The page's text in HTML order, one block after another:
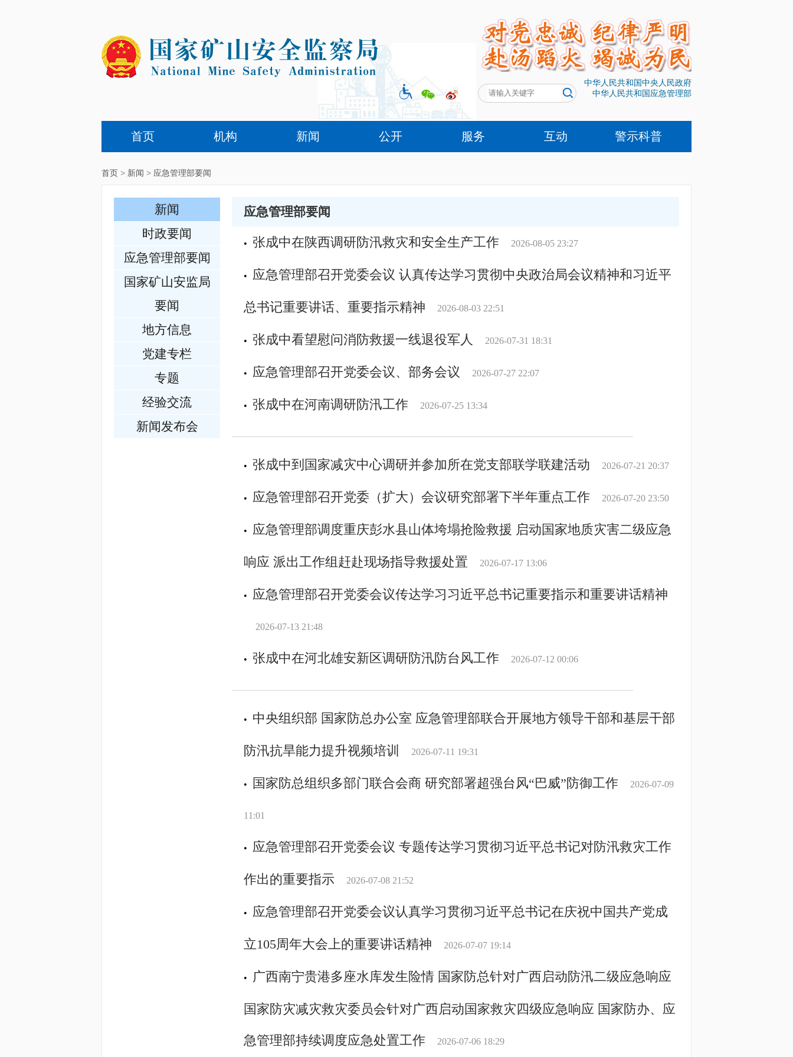
中华人民共和国中央人民政府
中华人民共和国应急管理部
首页 机构 新闻 公开 服务 互动 警示科普
首页 > 新闻 > 应急管理部要闻
新闻
时政要闻
应急管理部要闻
国家矿山安监局
要闻
地方信息
党建专栏
专题
经验交流
新闻发布会
应急管理部要闻
• 张成中在陕西调研防汛救灾和安全生产工作 2026-08-05 23:27
• 应急管理部召开党委会议 认真传达学习贯彻中央政治局会议精神和习近平
总书记重要讲话、重要指示精神 2026-08-03 22:51
• 张成中看望慰问消防救援一线退役军人 2026-07-31 18:31
• 应急管理部召开党委会议、部务会议 2026-07-27 22:07
• 张成中在河南调研防汛工作 2026-07-25 13:34
• 张成中到国家减灾中心调研并参加所在党支部联学联建活动 2026-07-21 20:37
• 应急管理部召开党委（扩大）会议研究部署下半年重点工作 2026-07-20 23:50
• 应急管理部调度重庆彭水县山体垮塌抢险救援 启动国家地质灾害二级应急
响应 派出工作组赶赴现场指导救援处置 2026-07-17 13:06
• 应急管理部召开党委会议传达学习习近平总书记重要指示和重要讲话精神
2026-07-13 21:48
• 张成中在河北雄安新区调研防汛防台风工作 2026-07-12 00:06
• 中央组织部 国家防总办公室 应急管理部联合开展地方领导干部和基层干部
防汛抗旱能力提升视频培训 2026-07-11 19:31
• 国家防总组织多部门联合会商 研究部署超强台风“巴威”防御工作 2026-07-09
11:01
• 应急管理部召开党委会议 专题传达学习贯彻习近平总书记对防汛救灾工作
作出的重要指示 2026-07-08 21:52
• 应急管理部召开党委会议认真学习贯彻习近平总书记在庆祝中国共产党成
立105周年大会上的重要讲话精神 2026-07-07 19:14
• 广西南宁贵港多座水库发生险情 国家防总针对广西启动防汛二级应急响应
国家防灾减灾救灾委员会针对广西启动国家救灾四级应急响应 国家防办、应
急管理部持续调度应急处置工作 2026-07-06 18:29